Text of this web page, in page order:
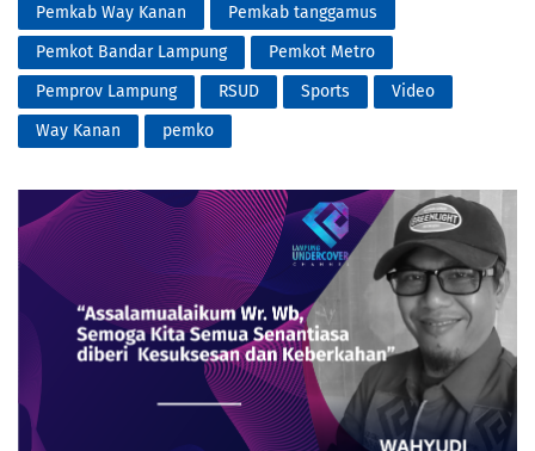
Pemkab Way Kanan
Pemkab tanggamus
Pemkot Bandar Lampung
Pemkot Metro
Pemprov Lampung
RSUD Sports
Video
Way Kanan
pemko